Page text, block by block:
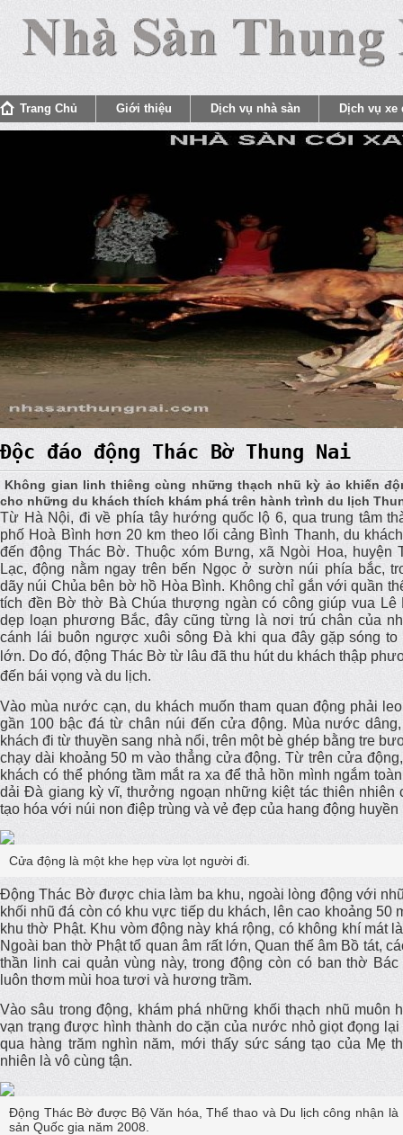
Trang Chủ Giới thiệu Dịch vụ nhà sàn Dịch vụ xe
Độc đáo động Thác Bờ Thung Nai
Không gian linh thiêng cùng những thạch nhũ kỳ ảo khiến
cho những du khách thích khám phá trên hành trình du lịch
Từ Hà Nội, đi về phía tây hướng quốc lộ 6, qua trung tâm
phố Hoà Bình hơn 20 km theo lối cảng Bình Thanh, du
đến động Thác Bờ. Thuộc xóm Bưng, xã Ngòi Hoa, huyện
Lạc, động nằm ngay trên bến Ngọc ở sườn núi phía bắc,
dãy núi Chủa bên bờ hồ Hòa Bình. Không chỉ gắn với quần
tích đền Bờ thờ Bà Chúa thượng ngàn có công giúp vua Lê
dẹp loạn phương Bắc, đây cũng từng là nơi trú chân của
cánh lái buôn ngược xuôi sông Đà khi qua đây gặp sóng to
lớn. Do đó, động Thác Bờ từ lâuđã thu hút du khách thập
đến bái vọng và du lịch.
Vào mùa nước cạn, du khách muốn tham quan động phải
gần 100 bậc đá từ chân núi đến cửa động. Mùa nước
khách đi từ thuyền sang nhà nổi, trên một bè ghép bằng tre
chạy dài khoảng 50 m vào thẳng cửa động. Từ trên cửa
khách có thể phóng tầm mắt ra xa để thả hồn mình ngắm
dải Đà giang kỳ vĩ, thưởng ngoạn những kiệt tác thiên nhiên
tạo hóa với núi non điệp trùng và vẻ đẹp của hang động huyền
Cửa động là một khe hẹp vừa lọt người đi.
Động Thác Bờ được chia làm ba khu, ngoài lòng động với
khối nhũ đá còn có khu vực tiếp du khách, lên cao khoảng 50
khu thờ Phật. Khu vòm động này khá rộng, có không khí mát
Ngoài ban thờ Phật tổ quan âm rất lớn, Quan thế âm Bồ tát,
thần linh cai quản vùng này, trong động còn có ban thờ Bác
luôn thơm mùi hoa tươi và hương trầm.
Vào sâu trong động, khám phá những khối thạch nhũ muôn
vạn trạng được hình thành do cặn của nước nhỏ giọt đọng lại
qua hàng trăm nghìn năm, mới thấy sức sáng tạo của Mẹ
nhiên là vô cùng tận.
Động Thác Bờ được Bộ Văn hóa, Thể thao và Du lịch công nhận là
sản Quốc gia năm 2008.